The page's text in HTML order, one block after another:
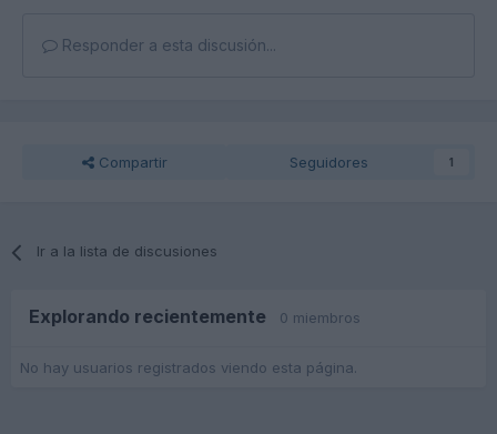
Responder a esta discusión...
Compartir Seguidores 1
Ir a la lista de discusiones
Explorando recientemente 0 miembros
No hay usuarios registrados viendo esta página.